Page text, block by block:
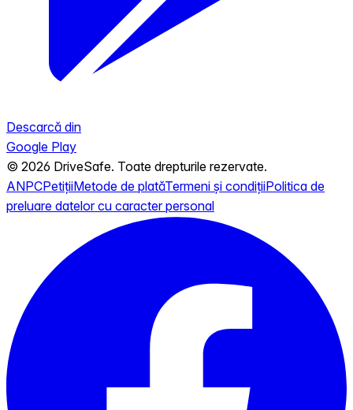
Descarcă din
Google Play
© 2026 DriveSafe. Toate drepturile rezervate.
ANPCPetițiiMetode de platăTermeni și condițiiPolitica de
preluare datelor cu caracter personal